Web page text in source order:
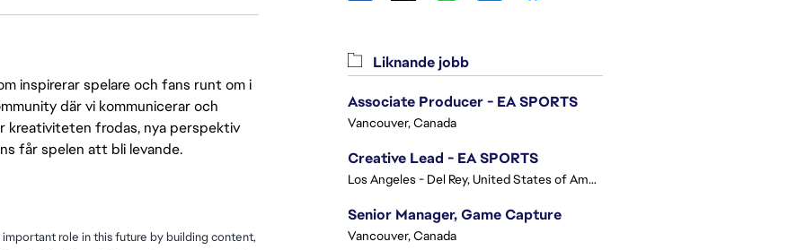
inspirerar spelare och fans runt om i
där vi kommunicerar och
kreativiteten frodas, nya perspektiv
får spelen att bli levande.
role in this future by building content,
Liknande jobb
Associate Producer - EA SPORTS
Vancouver, Canada
Creative Lead - EA SPORTS
Los Angeles - Del Rey, United States of America
Senior Manager, Game Capture
Vancouver, Canada